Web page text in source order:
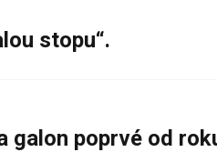
stopu“.
galon poprvé od